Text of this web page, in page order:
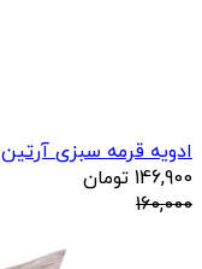
ادویه قرمه سبزی آرتین
146,900 تومان
160,000